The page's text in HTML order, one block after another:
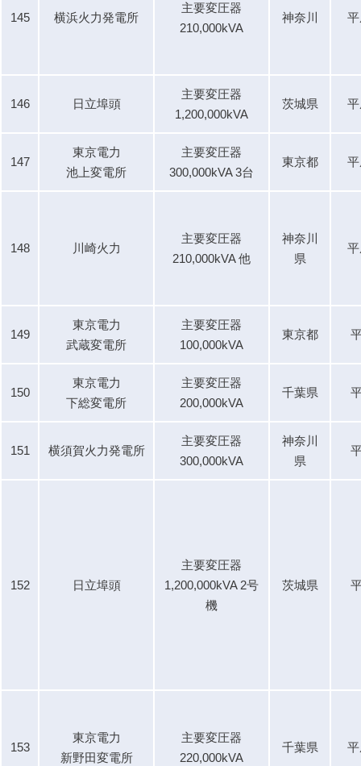
145 横浜火力発電所
主要変圧器
210,000kVA
神奈川
146 日立埠頭
主要変圧器
1,200,000kVA
茨城県
147
東京電力
池上変電所
主要変圧器
300,000kVA 3台
東京都
148 川崎火力
主要変圧器
210,000kVA 他
神奈川
県
149
東京電力
武蔵変電所
主要変圧器
100,000kVA
東京都
150
東京電力
下総変電所
主要変圧器
200,000kVA
千葉県
151 横須賀火力発電所
主要変圧器
300,000kVA
神奈川
県
152 日立埠頭
主要変圧器
1,200,000kVA 2号
機
茨城県
153
東京電力
新野田変電所
主要変圧器
220,000kVA
千葉県